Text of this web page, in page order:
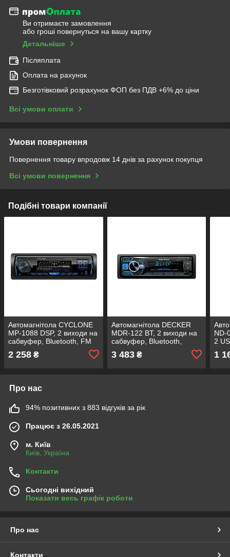
Ви отримаєте замовлення
або гроші повернуться на вашу картку
Детальніше
Післяплата
Оплата на рахунок
Безготівковий розрахунок ФОП без ПДВ +6% до ціни
Всі умови оплати
Умови повернення
Повернення товару впродовж 14 днів за рахунок покупця
Всі умови повернення
Подібні товари компанії
Автомагнітола CYCLONE
MP-1088 DSP, 2 виходи на
сабвуфер, Bluetooth, FM
2 258 ₴
Автомагнітола DECKER
MDR-122 BT, 2 виходи на
сабвуфер, Bluetooth,
магнітолу
3 483₴
ND-
2
1
Про нас
94% позитивних з 883 відгуків за рік
Працює з 26.05.2021
м. Київ
Київ, Україна
Контакти
Сьогодні вихідний
Показати весь графік роботи
Про нас
Контакти